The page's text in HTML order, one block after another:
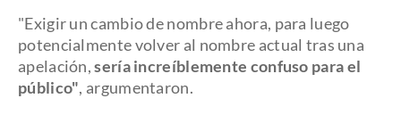
"Exigir un cambio de nombre ahora, para luego
potencialmente volver al nombre actual tras una
apelación,sería increíblemente confuso para el
público", argumentaron.